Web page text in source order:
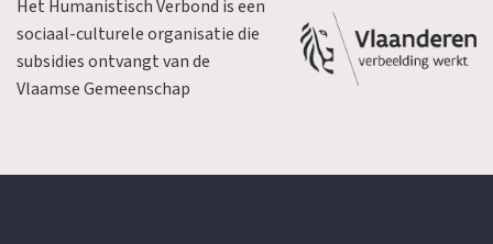
Het Humanistisch Verbond is een
sociaal-culturele organisatie die
subsidies ontvangt van de
Vlaamse Gemeenschap